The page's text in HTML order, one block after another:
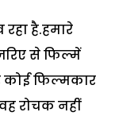
है.हमारे
से फिल्में
कोई फिल्मकार
रोचक नहीं